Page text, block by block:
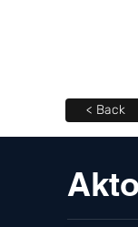
< Back